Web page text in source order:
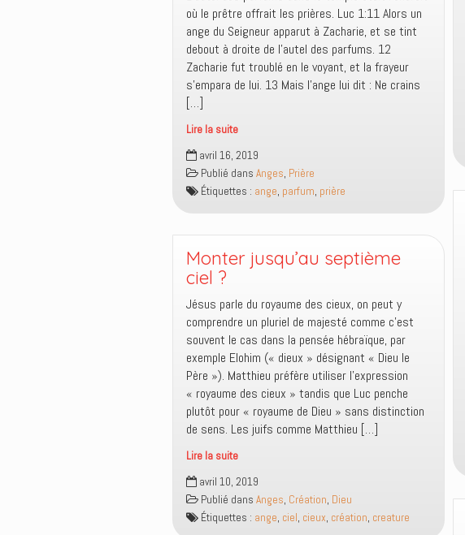
où le prêtre offrait les prières. Luc 1:11 ‭‭Alors un
ange du Seigneur apparut à Zacharie, et se tint
debout à droite de l’autel des parfums.‭ 12
s’empara de lui. 13 ‭‭Mais l’ange lui dit : Ne crains
[…]
Lire la suite
La
bouche
parfumée
par
prières
avril 16, 2019
Publié dans Anges, Prière
Étiquettes : ange, parfum, prière
Monter jusqu’au septième
ciel ?
Jésus parle du royaume des cieux, on peut y
comprendre un pluriel de majesté comme c’est
souvent le cas dans la pensée hébraïque, par
exemple Elohim (« dieux » désignant « Dieu le
Père »). Matthieu préfère utiliser l’expression
« royaume des cieux » tandis que Luc penche
plutôt pour « royaume de Dieu » sans distinction
de sens. Les juifs comme Matthieu […]
Lire la suite
Monter
jusqu’au
septième
ciel
avril 10, 2019
Publié dans Anges, Création, Dieu
Étiquettes : ange, ciel, cieux, création, creature